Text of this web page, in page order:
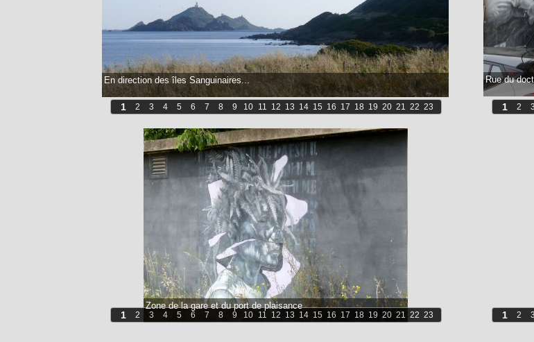
En direction des îles Sanguinaires...
1 2 3 4 5 6 7 8 9 10 11 12 13 14 15 16 17 18 19 20 21 22 23
1 2 3
Rue du
1 2 3
Zone de la gare et du port de plaisance
1 2 3 4 5 6 7 8 9 10 11 12 13 14 15 16 17 18 19 20 21 22 23